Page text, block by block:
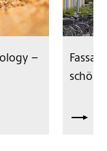
–
schön